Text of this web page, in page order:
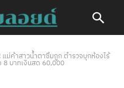
แม่ค้าสาวน้ำตาซึมถูก ตำรวจบุกห้องไร้
บาทเงินสด 60,000